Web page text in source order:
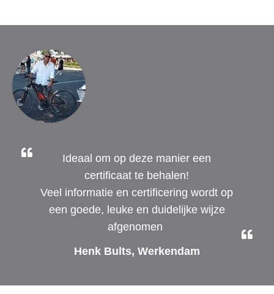
Ideaal om op deze manier een
certificaat te behalen!
Veel informatie en certificering wordt op
een goede, leuke en duidelijke wijze
afgenomen
Henk Bults, Werkendam